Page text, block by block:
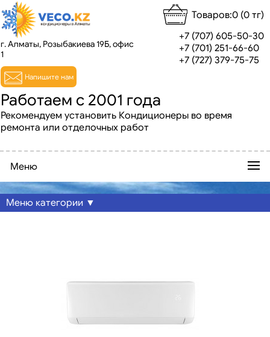
Работаем с 2001 года
Рекомендуем установить Кондиционеры во время
ремонта или отделочных работ
Товаров:0 (0 тг)
г. Алматы, Розыбакиева 19Б, офис
1
Напишите нам
+7 (707) 605-50-30
+7 (701) 251-66-60
+7 (727) 379-75-75
Меню
Меню категории ▼